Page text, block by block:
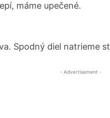
máme upečené.
Spodný diel natrieme
- Advertisement -